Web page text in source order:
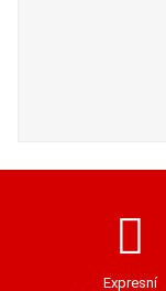
Expresní